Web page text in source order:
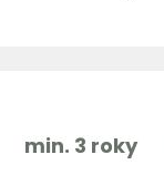
min. 3 roky